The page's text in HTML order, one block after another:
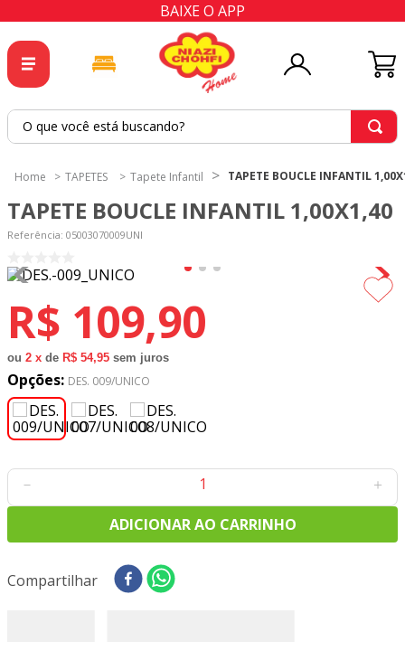
BAIXE O APP
O que você está buscando?
TAPETES Tapete Infantil TAPETE BOUCLE INFANTIL
TAPETE BOUCLE INFANTIL 1,00X1,40
Referência: 05003070009UNI
R$ 109,90
ou 2 x de R$ 54,95 sem juros
Opções: DES. 009/UNICO
＋
－
ADICIONAR AO CARRINHO
Compartilhar
2º
tapete
4 º
tecido percal
5º
tapetes
tecido tricoline
7º
percal
º
tricoline digital
9º
tecido oxford